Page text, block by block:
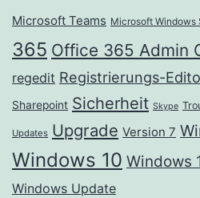
Microsoft Teams Microsoft Windows
365 Office 365 Admin
regedit Registrierungs-
Sharepoint Sicherheit Skype
Updates Upgrade Version 7
Windows 10 Windows
Windows Update